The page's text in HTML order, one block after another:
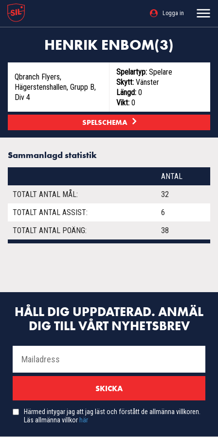
Logga in
HENRIK ENBOM(3)
Qbranch Flyers,
Hägerstenshallen, Grupp B,
Div 4
Spelartyp: Spelare
Skytt: Vänster
Längd: 0
Vikt: 0
SPELSCHEMA
Sammanlagd statistik
ANTAL
TOTALT ANTAL MÅL:
32
TOTALT ANTAL ASSIST:
6
TOTALT ANTAL POÄNG:
38
HÅLL DIG UPPDATERAD. ANMÄL
DIG TILL VÅRT NYHETSBREV
Härmed intygar jag att jag läst och förstått de allmänna villkoren.
Läs allmänna villkor här